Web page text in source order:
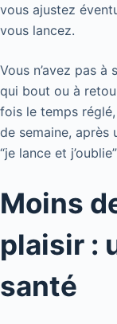
vous ajustez
vous lancez.
Vous n’avez pas à
qui bout ou à
fois le temps
de semaine, après
“je lance et
Moins
plaisir :
santé